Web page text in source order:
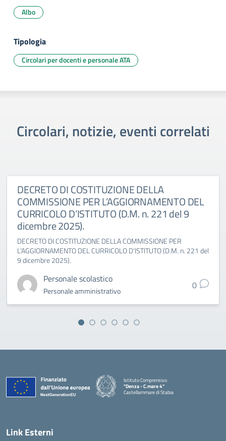
Albo
Tipologia
Circolari per docenti e personale ATA
Circolari, notizie, eventi correlati
DECRETO DI COSTITUZIONE DELLA
COMMISSIONE PER L’AGGIORNAMENTO DEL
CURRICOLO D’ISTITUTO (D.M. n. 221 del 9
dicembre 2025).
DECRETO DI COSTITUZIONE DELLA COMMISSIONE PER
L’AGGIORNAMENTO DEL CURRICOLO D’ISTITUTO (D.M. n. 221 del
9 dicembre 2025).
Personale scolastico
Personale amministrativo 0
Istituto Comprensivo
"Denza - C.mare 4"
Castellammare di Stabia
Link Esterni